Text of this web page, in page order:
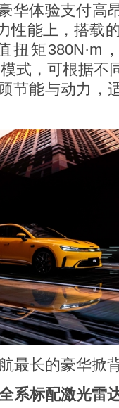
华体验支付高
性能上，搭载
扭矩380N·m
式，可根据不
节能与动力，
最长的豪华掀
系标配激光雷